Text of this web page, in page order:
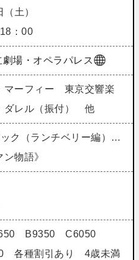
土）
：00
劇場・オペラパレス
マーフィー 東京交響楽
ダレル（振付） 他
ク（ランチベリー編）…
ン物語》
B9350 C6050
各種割引あり 4歳未満